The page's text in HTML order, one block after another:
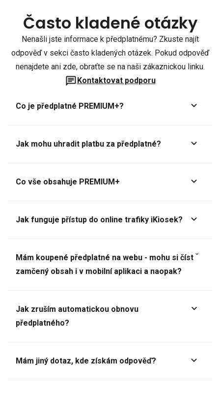
Často kladené otázky
Nenašli jste informace k předplatnému? Zkuste najít
odpověď v sekci často kladených otázek. Pokud odpověď
nenajdete ani zde, obraťte se na naši zákaznickou linku.
Kontaktovat podporu
Co je předplatné PREMIUM+?
Jak mohu uhradit platbu za předplatné?
Co vše obsahuje PREMIUM+
Jak funguje přístup do online trafiky iKiosek?
Mám koupené předplatné na webu - mohu si číst
zamčený obsah i v mobilní aplikaci a naopak?
Jak zruším automatickou obnovu
předplatného?
Mám jiný dotaz, kde získám odpověď?